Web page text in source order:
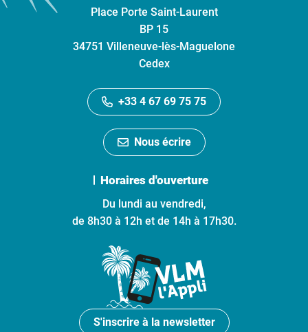
Place Porte Saint-Laurent
BP 15
34751 Villeneuve-lès-Maguelone
Cedex
+33 4 67 69 75 75
Nous écrire
Horaires d'ouverture
Du lundi au vendredi,
de 8h30 à 12h et de 14h à 17h30.
S'inscrire à la newsletter